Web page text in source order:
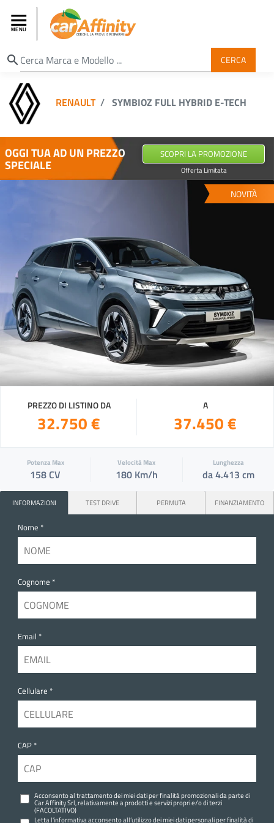
search CERCA
RENAULT SYMBIOZ FULL HYBRID E-TECH
OGGI TUA AD UN PREZZO
SPECIALE
SCOPRI LA PROMOZIONE
Offerta Limitata
NOVITÀ
PREZZO DI LISTINO DA
32.750 €
A
37.450 €
Potenza Max
158 CV
Velocità Max
180 Km/h
Lunghezza
da 4.413 cm
INFORMAZIONI TEST DRIVE PERMUTA FINANZIAMENTO
Nome *
Cognome *
Email *
Cellulare *
CAP *
Acconsento al trattamento dei miei dati per finalità promozionali da parte di
Car Affinity Srl, relativamente a prodotti e servizi propri e/o di terzi
(FACOLTATIVO)
Letta l'informativa acconsento all’utilizzo dei miei dati personali per finalità di